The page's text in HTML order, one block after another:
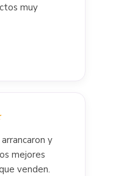
muy
y
mejores
venden.